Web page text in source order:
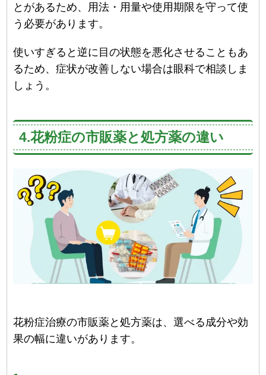
とがあるため、用法・用量や使用期限を守って使
う必要があります。
使いすぎると逆に目の状態を悪化させることもあ
るため、症状が改善しない場合は眼科で相談しま
しょう。
4.花粉症の市販薬と処方薬の違い
花粉症治療の市販薬と処方薬は、選べる成分や効
果の幅に違いがあります。